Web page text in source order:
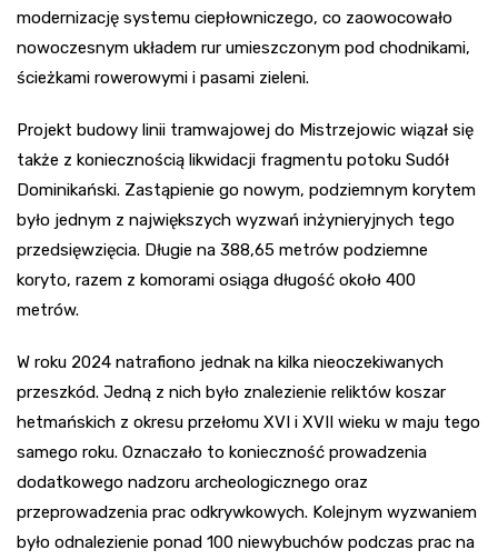
modernizację systemu ciepłowniczego, co zaowocowało
nowoczesnym układem rur umieszczonym pod chodnikami,
ścieżkami rowerowymi i pasami zieleni.
Projekt budowy linii tramwajowej do Mistrzejowic wiązał się
także z koniecznością likwidacji fragmentu potoku Sudół
Dominikański. Zastąpienie go nowym, podziemnym korytem
było jednym z największych wyzwań inżynieryjnych tego
przedsięwzięcia. Długie na 388,65 metrów podziemne
koryto, razem z komorami osiąga długość około 400
metrów.
W roku 2024 natrafiono jednak na kilka nieoczekiwanych
przeszkód. Jedną z nich było znalezienie reliktów koszar
hetmańskich z okresu przełomu XVI i XVII wieku w maju tego
samego roku. Oznaczało to konieczność prowadzenia
dodatkowego nadzoru archeologicznego oraz
przeprowadzenia prac odkrywkowych. Kolejnym wyzwaniem
było odnalezienie ponad 100 niewybuchów podczas prac na